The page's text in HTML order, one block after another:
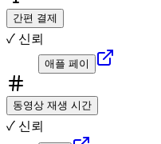
간편 결제
✓ 신뢰
애플 페이
동영상 재생 시간
✓ 신뢰